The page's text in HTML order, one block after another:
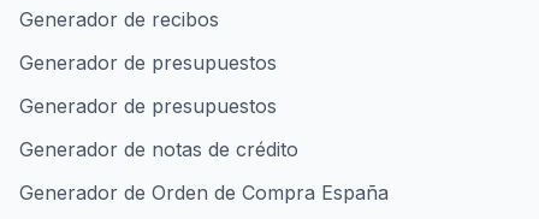
Generador de recibos
Generador de presupuestos
Generador de presupuestos
Generador de notas de crédito
Generador de Orden de Compra España